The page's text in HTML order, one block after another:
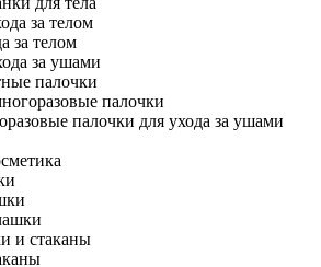
за телом
за телом
за ушами
палочки
палочки
палочки для ухода за ушами
и стаканы